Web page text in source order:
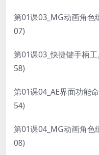
第01课03_MG动画角色
07)
第01课03_快捷键手柄
58)
第01课04_AE界面功能
54)
第01课04_MG动画角色
08)